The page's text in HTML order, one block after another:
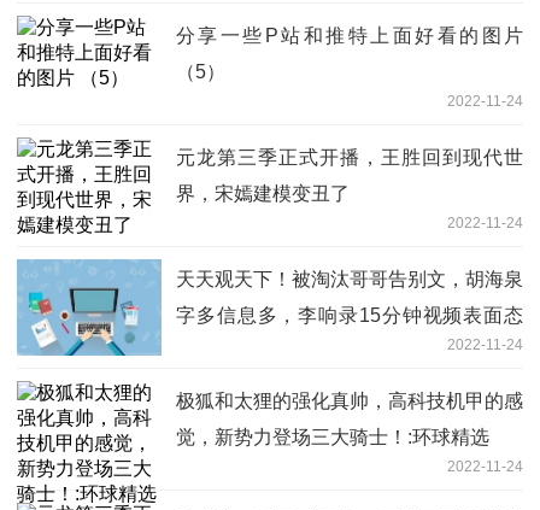
分享一些P站和推特上面好看的图片
（5）
2022-11-24
元龙第三季正式开播，王胜回到现代世
界，宋嫣建模变丑了
2022-11-24
天天观天下！被淘汰哥哥告别文，胡海泉
字多信息多，李响录15分钟视频表面态
2022-11-24
极狐和太狸的强化真帅，高科技机甲的感
觉，新势力登场三大骑士！:环球精选
2022-11-24